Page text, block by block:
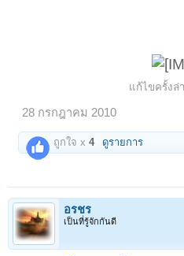
แก้ไขครั้งล่
28 กรกฎาคม 2010
ถูกใจ x4 ดูรายการ
อรชร
เป็นที่รู้จักกันดี